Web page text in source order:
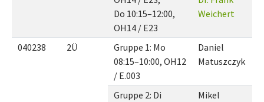
Do 10:15–12:00,
OH14 / E23
Weichert
040238 2Ü
Gruppe 1: Mo
08:15–10:00, OH12
/ E.003
Daniel
Matuszczyk
Gruppe 2: Di
Mikel